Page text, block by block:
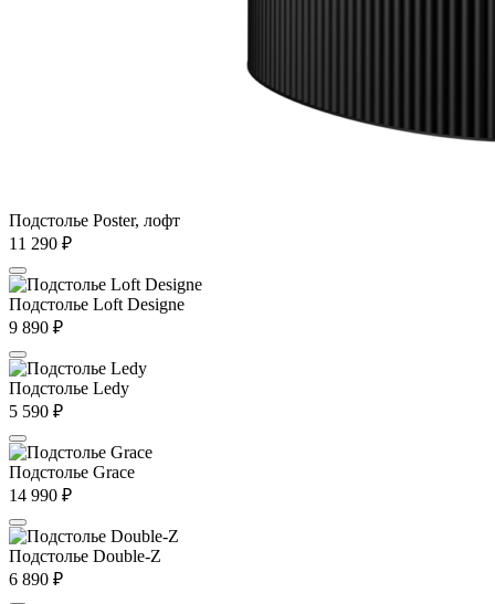
Подстолье Poster, лофт
11 290 ₽
Подстолье Loft Designe
9 890 ₽
Подстолье Ledy
5 590 ₽
Подстолье Grace
14 990 ₽
Подстолье Double-Z
6 890 ₽